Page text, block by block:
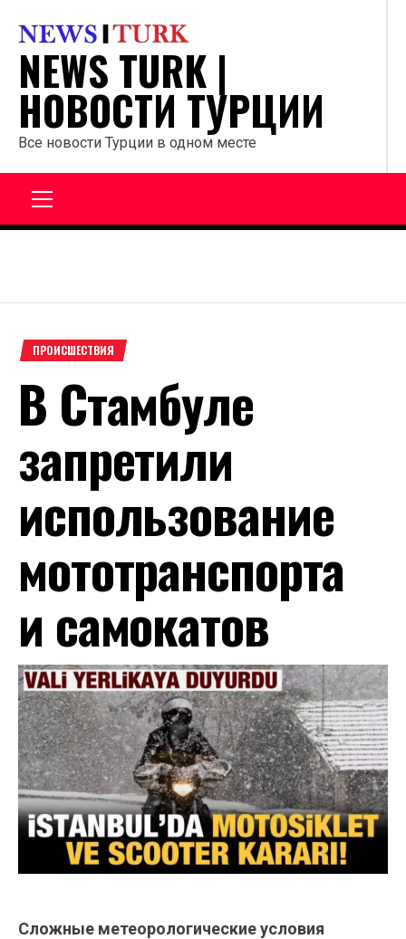
содержанию
NEWS TURK |
НОВОСТИ ТУРЦИИ
Все новости Турции в одном месте
ПРОИСШЕСТВИЯ
В Стамбуле
запретили
использование
мототранспорта
и самокатов
Сложные метеорологические условия